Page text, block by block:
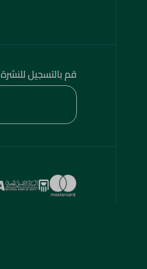
قم بالتسجيل للنشرة